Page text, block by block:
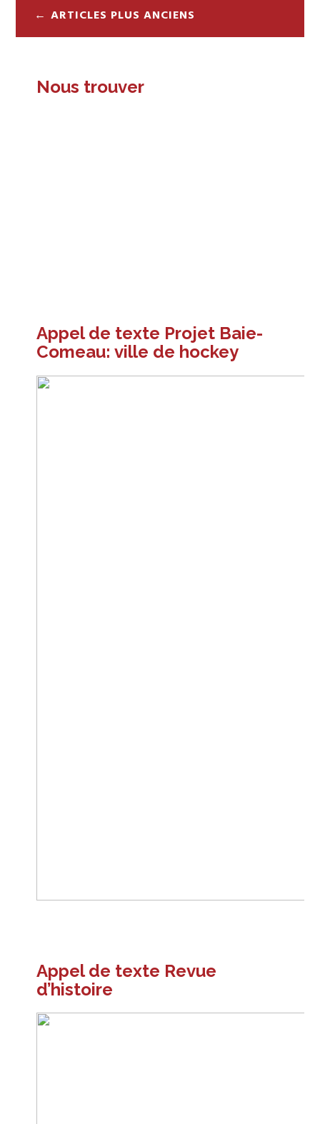
Navigation
des
ARTICLES PLUS ANCIENS
Nous trouver
Appel de texte Projet Baie-
Comeau: ville de hockey
Appel de texte Revue
d’histoire